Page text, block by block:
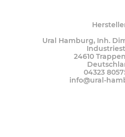
Ural Hamburg, Inh.
24610
04323
info@ural-